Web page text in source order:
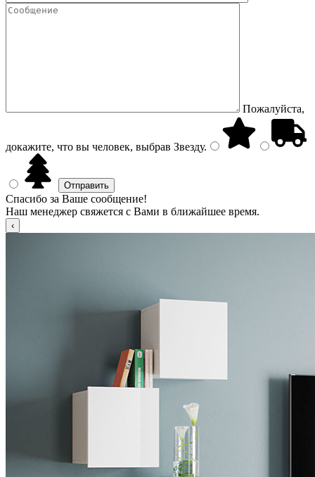
Пожалуйста,
докажите, что вы человек, выбрав Звезду.
Спасибо за Ваше сообщение!
Наш менеджер свяжется с Вами в ближайшее время.